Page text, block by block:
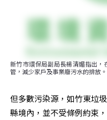
新竹市環保局副局長楊清媚指出
管，減少家戶及事業廢污水的排放。
但多數污染源，如竹東垃
縣境內，並不受條例約束